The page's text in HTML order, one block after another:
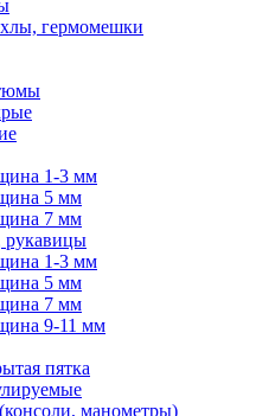
гермомешки
1-3 мм
5 мм
7 мм
рукавицы
1-3 мм
5 мм
7 мм
9-11 мм
пятка
манометры)